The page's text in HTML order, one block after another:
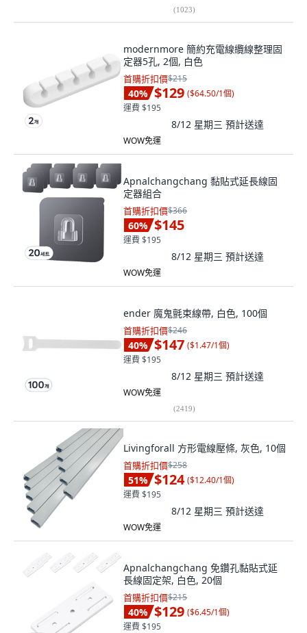
(1023)
modernmore 簡約充電線纜線整理固
定器5孔, 2個, 白色
首購折扣價$215
40% $129 ($64.50/1個)
運費 $195
8/12 星期三 預計送達
WOW免運
Apnalchangchang 黏貼式延長線固
定器組合
首購折扣價$366
60% $145
運費 $195
8/12 星期三 預計送達
WOW免運
ender 魔鬼氈束線帶, 白色, 100個
首購折扣價$246
40% $147 ($1.47/1個)
運費 $195
8/12 星期三 預計送達
WOW免運
(2419)
Livingforall 方形電線壓條, 灰色, 10個
首購折扣價$258
51% $124 ($12.40/1個)
運費 $195
8/12 星期三 預計送達
WOW免運
Apnalchangchang 免鑽孔黏貼式延
長線固定架, 白色, 20個
首購折扣價$215
40% $129 ($6.45/1個)
運費 $195